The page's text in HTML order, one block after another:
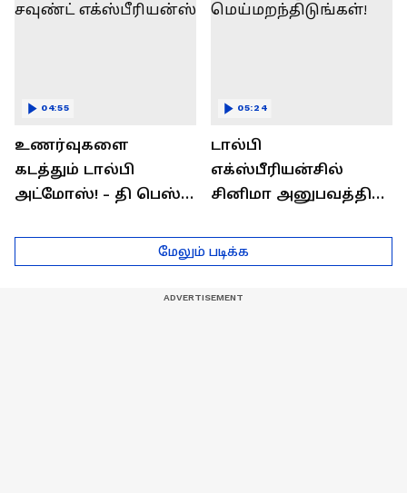
உணர்வுகளை
கடத்தும் டால்பி
அட்மோஸ்! - தி பெஸ்ட்
எக்ஸ்பீரியன்ஸ்
04:55
டால்பி
எக்ஸ்பீரியன்சில்
சினிமா அனுபவத்தில்
05:24
மேலும் படிக்க